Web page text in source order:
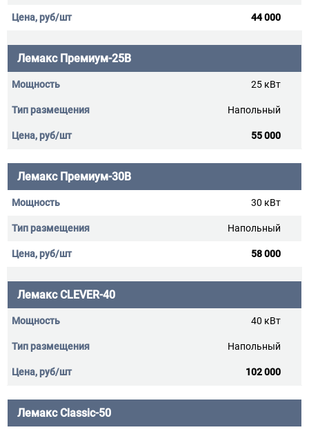
44 000
Лемакс Премиум-25В
25 кВт
Напольный
55 000
Лемакс Премиум-30В
30 кВт
Напольный
58 000
Лемакс CLEVER-40
40 кВт
Напольный
102 000
Лемакс Classic-50